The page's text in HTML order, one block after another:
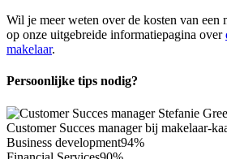
Wil je meer weten over de kosten van een
op onze uitgebreide informatiepagina over
makelaar.
Persoonlijke tips nodig?
Customer Succes manager bij makelaar-
Business development94%